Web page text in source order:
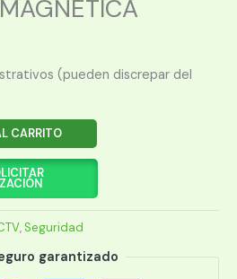
(pueden discrepar del
CARRITO
, Seguridad
garantizado